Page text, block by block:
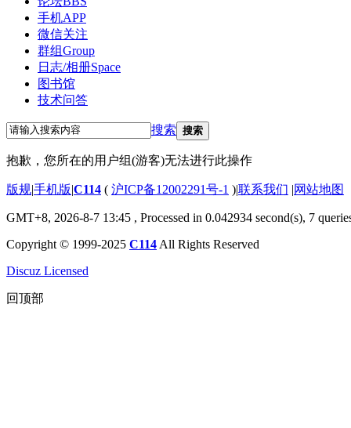
手机APP
微信关注
群组Group
日志/相册Space
图书馆
技术问答
搜索 搜索
抱歉，您所在的用户组(游客)无法进行此操作
版规|手机版|C114 ( 沪ICP备12002291号-1 )|联系我们 |网站地图
GMT+8, 2026-8-7 13:45 , Processed in 0.042934 second(s), 7
Copyright © 1999-2025 C114 All Rights Reserved
Discuz Licensed
回顶部